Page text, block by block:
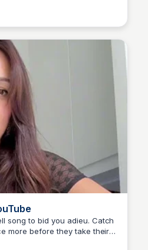
song to bid you adieu. Catch
more before they take their